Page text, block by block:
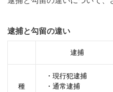
逮捕と勾留の違い
逮捕
種
・現行犯逮捕
・通常逮捕